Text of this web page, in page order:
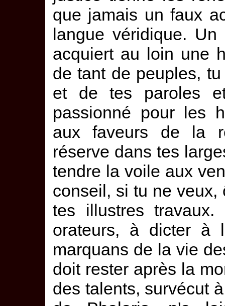
que jamais un faux
langue véridique.
acquiert au loin une
de tant de peuples,
et de tes paroles
passionné pour les
aux faveurs de la
réserve dans tes
tendre la voile aux
conseil, si tu ne
tes illustres
orateurs, à dicter à
marquans de la vie
doit rester après la
des talents, survécut